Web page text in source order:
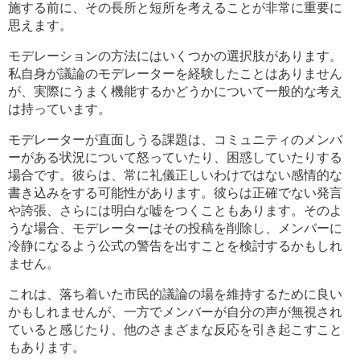
施する前に、その長所と短所を考えることが非常に重要に
思えます。
モデレーションの方法にはいくつかの選択肢があります。
私自身が議論のモデレーターを経験したことはありません
が、実際にうまく機能するかどうかについて一般的な考え
は持っています。
モデレーターが直面しうる課題は、コミュニティのメンバ
ーがある状況について怒っていたり、困惑していたりする
場合です。彼らは、常に礼儀正しいわけではない感情的な
書き込みをする可能性があります。彼らは正確でない発言
や誇張、さらには明白な嘘をつくこともあります。そのよ
うな場合、モデレーターはその投稿を削除し、メンバーに
冷静になるよう公式の警告を出すことを検討するかもしれ
ません。
これは、落ち着いた市民的議論の場を維持するために良い
かもしれませんが、一方でメンバーが自分の声が無視され
ていると感じたり、他のさまざまな反応を引き起こすこと
もあります。